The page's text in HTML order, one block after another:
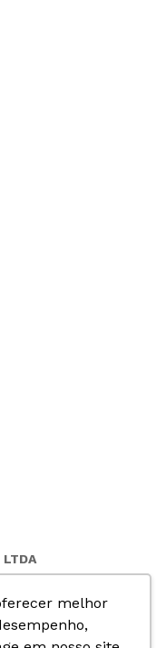
melhor
São Geraldo-
07.019.669/0001-74